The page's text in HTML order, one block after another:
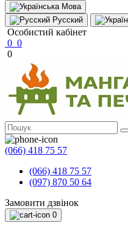
Мова
Русский
Особистий кабінет
0 0
0
(066) 418 75 57
(066) 418 75 57
(097) 870 50 64
Замовити дзвінок
0